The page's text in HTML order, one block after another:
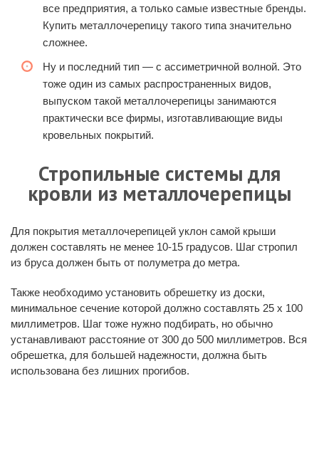
все предприятия, а только самые известные бренды.
Купить металлочерепицу такого типа значительно
сложнее.
Ну и последний тип — с ассиметричной волной. Это
тоже один из самых распространенных видов,
выпуском такой металлочерепицы занимаются
практически все фирмы, изготавливающие виды
кровельных покрытий.
Стропильные системы для
кровли из металлочерепицы
Для покрытия металлочерепицей уклон самой крыши
должен составлять не менее 10-15 градусов. Шаг стропил
из бруса должен быть от полуметра до метра.
Также необходимо установить обрешетку из доски,
минимальное сечение которой должно составлять 25 x 100
миллиметров. Шаг тоже нужно подбирать, но обычно
устанавливают расстояние от 300 до 500 миллиметров. Вся
обрешетка, для большей надежности, должна быть
использована без лишних прогибов.